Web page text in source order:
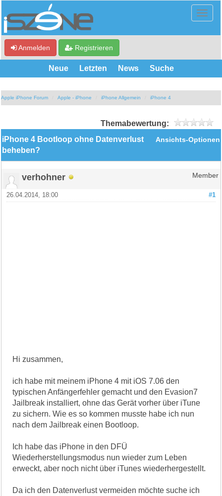
Anmelden Registrieren
Neue Letzten News Suche
Apple iPhone Forum Apple - iPhone iPhone Allgemein iPhone 4
Themabewertung:
Ansichts-Optionen
iPhone 4 Bootloop ohne Datenverlust
beheben?
verhohner Member
#1
26.04.2014, 18:00
Hi zusammen,
ich habe mit meinem iPhone 4 mit iOS 7.06 den
typischen Anfängerfehler gemacht und den Evasion7
Jailbreak installiert, ohne das Gerät vorher über iTune
zu sichern. Wie es so kommen musste habe ich nun
nach dem Jailbreak einen Bootloop.
Ich habe das iPhone in den DFÜ
Wiederherstellungsmodus nun wieder zum Leben
erweckt, aber noch nicht über iTunes wiederhergestellt.
Da ich den Datenverlust vermeiden möchte suche ich